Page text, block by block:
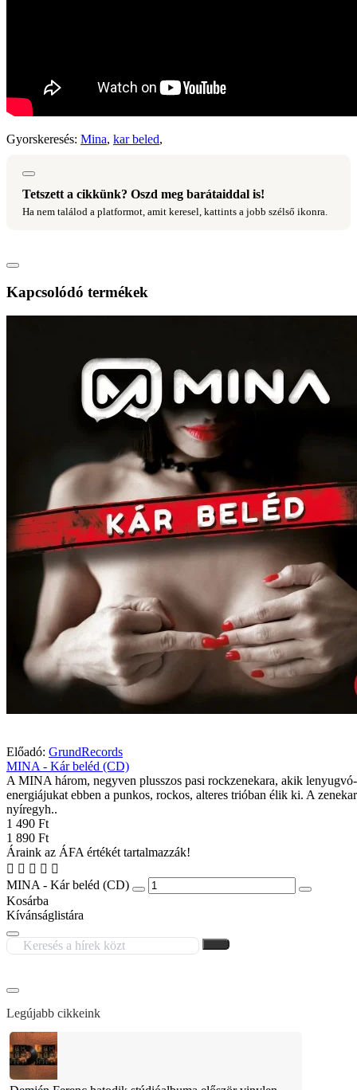
Gyorskeresés: Mina, kar beled,
Tetszett a cikkünk? Oszd meg barátaiddal is!
Ha nem találod a platformot, amit keresel, kattints a jobb szélső ikonra.
Kapcsolódó termékek
Előadó: GrundRecords
MINA - Kár beléd (CD)
A MINA három, negyven plusszos pasi rockzenekara, akik
energiájukat ebben a punkos, rockos, alteres trióban élik ki. A
nyíregyh..
1 490 Ft
1 890 Ft
Áraink az ÁFA értékét tartalmazzák!
MINA - Kár beléd (CD)
Kosárba
Kívánságlistára
Legújabb cikkeink